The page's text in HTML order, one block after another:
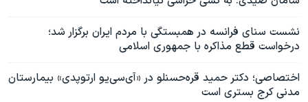
نشست سنای فرانسه در همبستگی با مردم ایران برگزار شد؛
درخواست قطع مذاکره با جمهوری اسلامی
اختصاصی؛ دکتر حمید قره‌حسنلو در «آی‌سی‌یو ارتوپدی» بیمارستان
مدنی کرج بستری است